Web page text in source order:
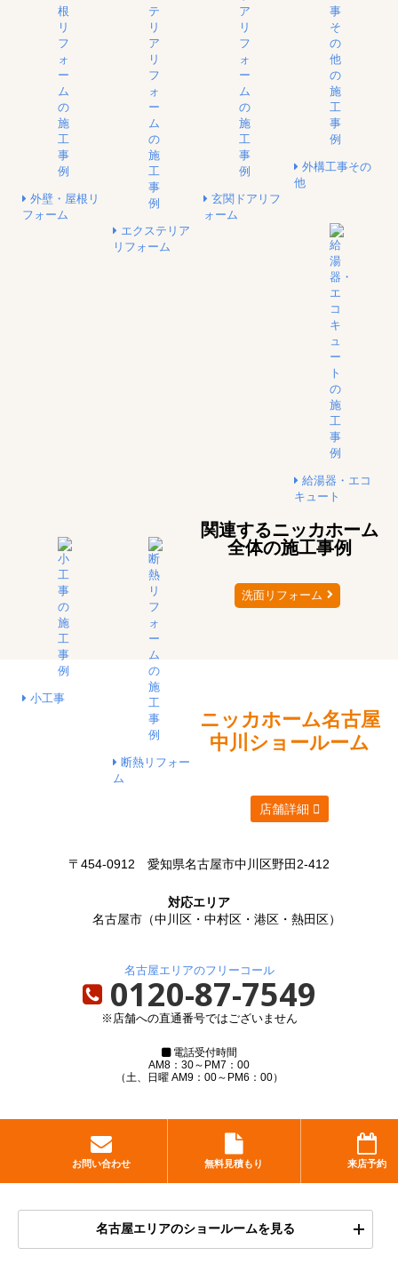
外壁・屋根リ
フォーム
エクステリア
リフォーム
玄関ドアリフ
ォーム
外構工事その
他
給湯器・エコ
キュート
小工事
断熱リフォー
ム
関連するニッカホーム
全体の施工事例
洗面リフォーム
ニッカホーム名古屋
中川ショールーム
店舗詳細
〒454-0912 愛知県名古屋市中川区野田2-412
対応エリア
名古屋市（中川区・中村区・港区・熱田区）
名古屋エリアのフリーコール
0120-87-7549
※店舗への直通番号ではございません
電話受付時間
AM8：30～PM7：00
（土、日曜 AM9：00～PM6：00）
お問い合わせ 無料見積もり 来店予約
名古屋エリアのショールームを見る